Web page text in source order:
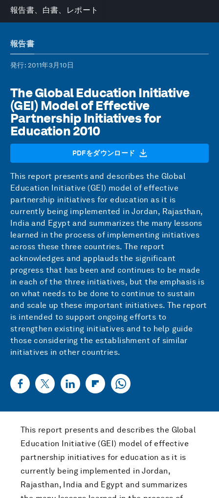
報告書、白書、レポート
報告書
発行: 2011年3月10日
The Global Education Initiative
(GEI) Model of Effective
Partnership Initiatives for
Education 2010
PDFをダウンロード
This report presents and describes the Global
Education Initiative (GEI) model of effective
partnership initiatives for education as it is
currently being implemented in Jordan, Rajasthan,
India and Egypt and summarizes the many lessons
learned in the process of implementing initiatives
across these three countries. The report
acknowledges and applauds the significant
progress that has been and continues to be made
in each of the three initiatives, but the emphasis is
on what needs to be done to continue to sustain
and scale up these important initiatives. The report
is intended to support ongoing efforts to
strengthen existing initiatives and to help guide
those considering the establishment of similar
initiatives in other countries.
This report presents and describes the Global
Education Initiative (GEI) model of effective
partnership initiatives for education as it is
currently being implemented in Jordan,
Rajasthan, India and Egypt and summarizes